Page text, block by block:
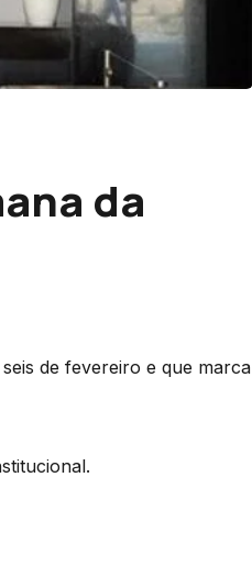
da
de fevereiro e que marca